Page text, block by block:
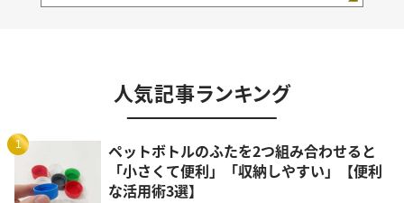
人気記事ランキング
1
ペットボトルのふたを2つ組み合わせると
「小さくて便利」「収納しやすい」【便利
な活用術3選】